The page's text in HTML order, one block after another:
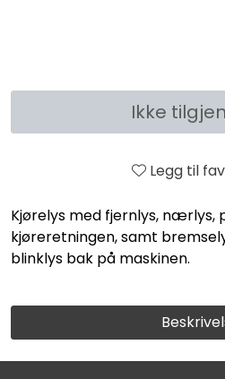
Ikke
Legg til
Kjørelys med fjernlys, nærlys,
kjøreretningen, samt
blinklys bak på maskinen.